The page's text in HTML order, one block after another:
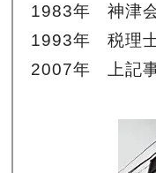
1983年 神津
1993年 税理
2007年 上記